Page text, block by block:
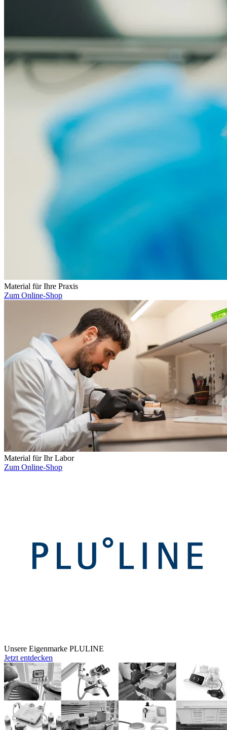
Material für Ihre Praxis
Zum Online-Shop
Material für Ihr Labor
Zum Online-Shop
Unsere Eigenmarke PLULINE
Jetzt entdecken